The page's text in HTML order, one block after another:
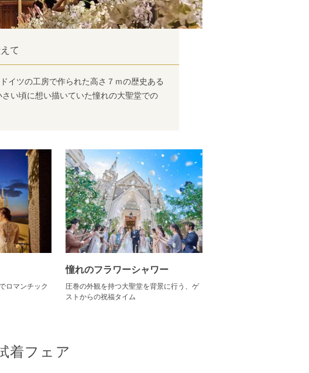
て
イツの工房で作られた高さ７ｍの歴史ある
い頃に想い描いていた憧れの大聖堂での
ロマンチック
憧れのフラワーシャワー
圧巻の外観を持つ大聖堂を背景に行う、ゲ
ストからの祝福タイム
着フェア